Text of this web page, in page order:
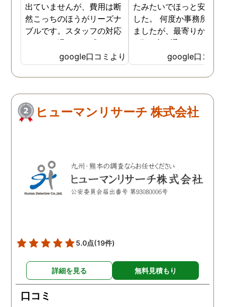
出ていませんが、費用は断
然こっちのほうがリーズナ
ブルです。スタッフの対応
なんかも温かみを感じま
す。はじめからこちらにす
ればよかったです😢 …
google口コミより
たみたいでほっと安心し
した。 何度か事務所に
ましたが、最寄りから徒
3分程度で通いやすかっ
google口コミ
ヒューマンリサーチ 株式会社
5.0点(19件)
詳細を見る 無料見積もり
口コミ